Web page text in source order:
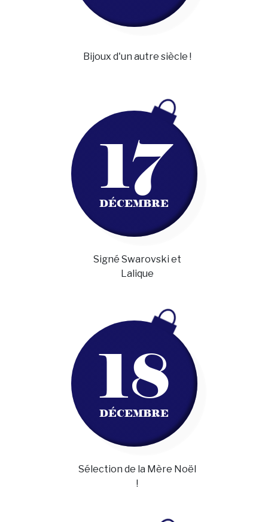
Bijoux d'un autre siècle !
17
DÉCEMBRE
Signé Swarovski et
Lalique
18
DÉCEMBRE
Sélection de la Mère Noël
!